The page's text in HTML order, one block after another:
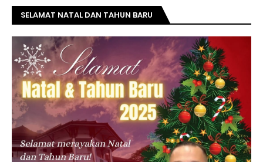
SELAMAT NATAL DAN TAHUN BARU